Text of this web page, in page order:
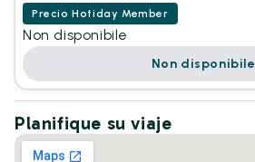
Precio Hotiday Member
Non disponibile
Non disponibile
Planifique su viaje